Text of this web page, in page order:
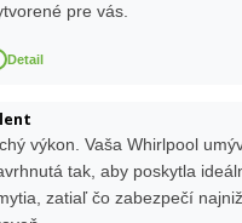
pre vás.
Detail
výkon. Vaša Whirlpool
tak, aby poskytla
zatiaľ čo zabezpečí